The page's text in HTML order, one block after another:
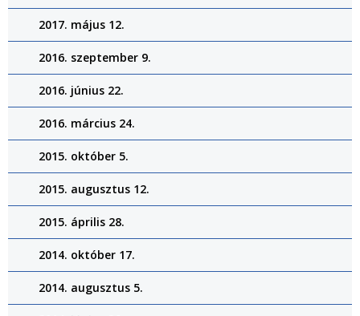
2017. május 12.
2016. szeptember 9.
2016. június 22.
2016. március 24.
2015. október 5.
2015. augusztus 12.
2015. április 28.
2014. október 17.
2014. augusztus 5.